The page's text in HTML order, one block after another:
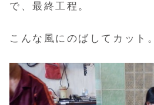
で、最終工程。
こんな風にのばしてカット。